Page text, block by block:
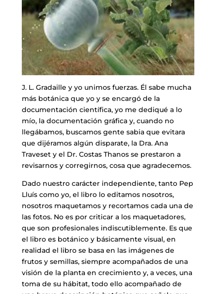
J. L. Gradaille y yo unimos fuerzas. Él sabe mucha
más botánica que yo y se encargó de la
documentación científica, yo me dediqué a lo
mío, la documentación gráfica y, cuando no
llegábamos, buscamos gente sabia que evitara
que dijéramos algún disparate, la Dra. Ana
Traveset y el Dr. Costas Thanos se prestaron a
revisarnos y corregirnos, cosa que agradecemos.
Dado nuestro carácter independiente, tanto Pep
Lluís como yo, el libro lo editamos nosotros,
nosotros maquetamos y recortamos cada una de
las fotos. No es por criticar a los maquetadores,
que son profesionales indiscutiblemente. Es que
el libro es botánico y básicamente visual, en
realidad el libro se basa en las imágenes de
frutos y semillas, siempre acompañados de una
visión de la planta en crecimiento y, a veces, una
toma de su hábitat, todo ello acompañado de